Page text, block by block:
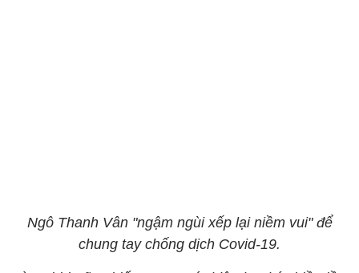
Ngô Thanh Vân "ngậm ngùi xếp lại niềm vui" để
chung tay chống dịch Covid-19.